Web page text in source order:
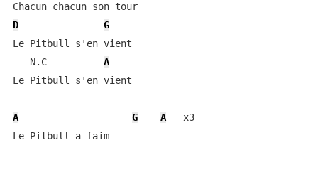
Chacun chacun son tour
D
G
Le Pitbull s'en vient
   N.C
A
Le Pitbull s'en vient
A G A
   x3
Le Pitbull a faim